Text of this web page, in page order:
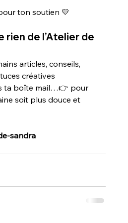
ton soutien 💛
rien de l’Atelier de
articles, conseils,
créatives
ta boîte mail…👉 pour
soit plus douce et
sandra